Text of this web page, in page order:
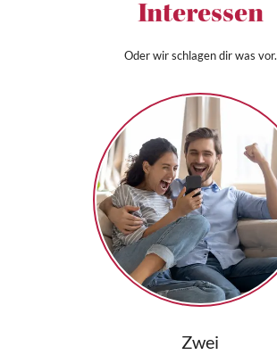
Interessen
Oder wir schlagen dir was vor.
Zwei